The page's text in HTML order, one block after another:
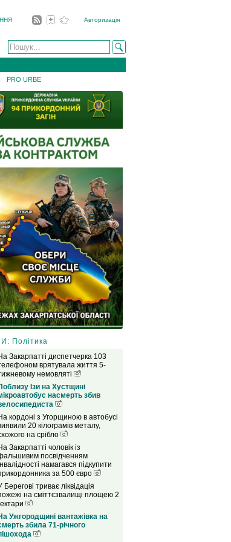
Авторизація
PRO URBE
Політика
Закарпатті диспетчерка 103
врятувала життя 5-
немовляті
Ізи на Хустщині
насмерть збив
кордоні з Угорщиною в автобусі
20 кілограмів металу,
на срібло
Закарпатті чоловік із
посвідченням
намагався підкупити
за 500 євро
Берегові триває ліквідація
на сміттєзвалищі площею 2
Ужгородщині вантажівка на
збила 71-річного